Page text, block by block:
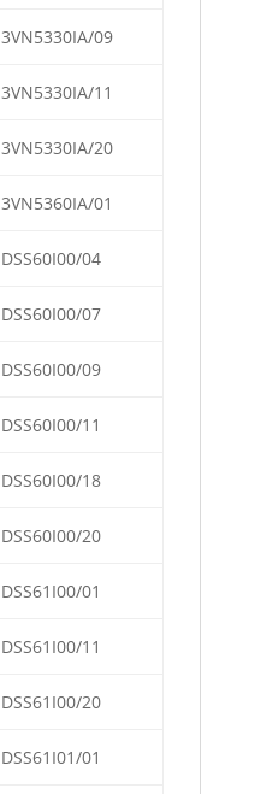
3VN5330IA/09
3VN5330IA/11
3VN5330IA/20
3VN5360IA/01
DSS60I00/04
DSS60I00/07
DSS60I00/09
DSS60I00/11
DSS60I00/18
DSS60I00/20
DSS61I00/01
DSS61I00/11
DSS61I00/20
DSS61I01/01